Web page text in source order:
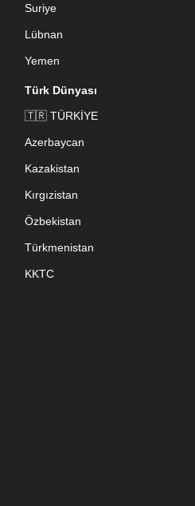
Suriye
Lübnan
Yemen
Türk Dünyası
🇹🇷 TÜRKİYE
Azerbaycan
Kazakistan
Kırgızistan
Özbekistan
Türkmenistan
KKTC